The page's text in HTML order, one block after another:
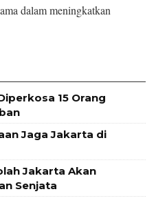
dalam meningkatkan
15 Orang
Jaga Jakarta di
Jakarta Akan
Senjata